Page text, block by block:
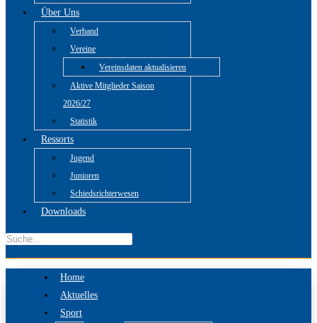
Über Uns
Verband
Vereine
Vereinsdaten aktualisieren
Aktive Mitglieder Saison
2026/27
Statistik
Ressorts
Jugend
Junioren
Schiedsrichterwesen
Downloads
Home
Aktuelles
Sport